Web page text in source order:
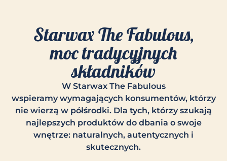
Starwax The Fabulous,
moc tradycyjnych
składników
W Starwax The Fabulous
wspieramy wymagających konsumentów, którzy
nie wierzą w półśrodki. Dla tych, którzy szukają
najlepszych produktów do dbania o swoje
wnętrze: naturalnych, autentycznych i
skutecznych.